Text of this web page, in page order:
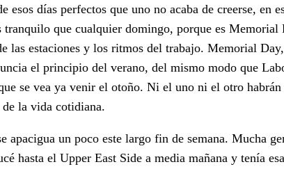
esos días perfectos que uno no acaba de creerse, en
tranquilo que cualquier domingo, porque es Memorial
las estaciones y los ritmos del trabajo. Memorial
el principio del verano, del mismo modo que
se vea ya venir el otoño. Ni el uno ni el otro
la vida cotidiana.
apacigua un poco este largo fin de semana. Mucha
hasta el Upper East Side a media mañana y tenía